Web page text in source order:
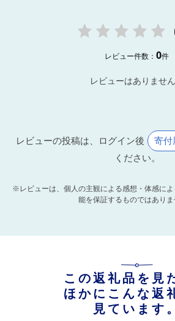
レビュー件数：0件
レビューはありません
レビューの投稿は、ログイン後 寄付
ください。
※レビューは、個人の主観による感想・体感に
能を保証するものではありま
この返礼品を見
ほかにこんな返
見ています。